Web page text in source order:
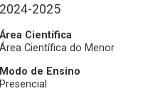
2024-2025
Área Científica
Área Científica do Menor
Modo de Ensino
Presencial